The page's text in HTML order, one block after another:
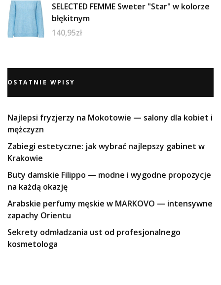
SELECTED FEMME Sweter "Star" w kolorze
błękitnym
140,95zł
OSTATNIE WPISY
Najlepsi fryzjerzy na Mokotowie — salony dla kobiet i
mężczyzn
Zabiegi estetyczne: jak wybrać najlepszy gabinet w
Krakowie
Buty damskie Filippo — modne i wygodne propozycje
na każdą okazję
Arabskie perfumy męskie w MARKOVO — intensywne
zapachy Orientu
Sekrety odmładzania ust od profesjonalnego
kosmetologa